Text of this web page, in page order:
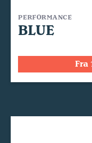
PERFORMANCE
BLUE
Fra